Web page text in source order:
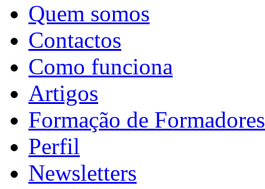
Quem somos
Contactos
Como funciona
Artigos
Formação de Formadores
Perfil
Newsletters